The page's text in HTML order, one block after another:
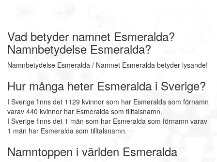
Vad betyder namnet Esmeralda?
Namnbetydelse Esmeralda?
Namnbetydelse Esmeralda / Namnet Esmeralda betyder lysande!
Hur många heter Esmeralda i Sverige?
I Sverige finns det 1129 kvinnor som har Esmeralda som förnamn
varav 440 kvinnor har Esmeralda som tilltalsnamn.
I Sverige finns det 1 män som har Esmeralda som förnamn varav
1 män har Esmeralda som tilltalsnamn.
Namntoppen i världen Esmeralda